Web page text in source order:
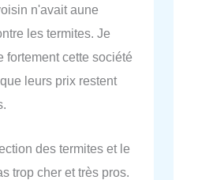
n'avait aune
les termites. Je
fortement cette société
leurs prix restent
des termites et le
trop cher et très pros.